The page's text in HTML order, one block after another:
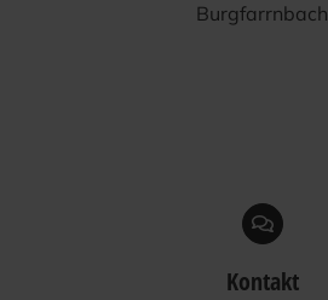
Burgfarrnbach
Kontakt